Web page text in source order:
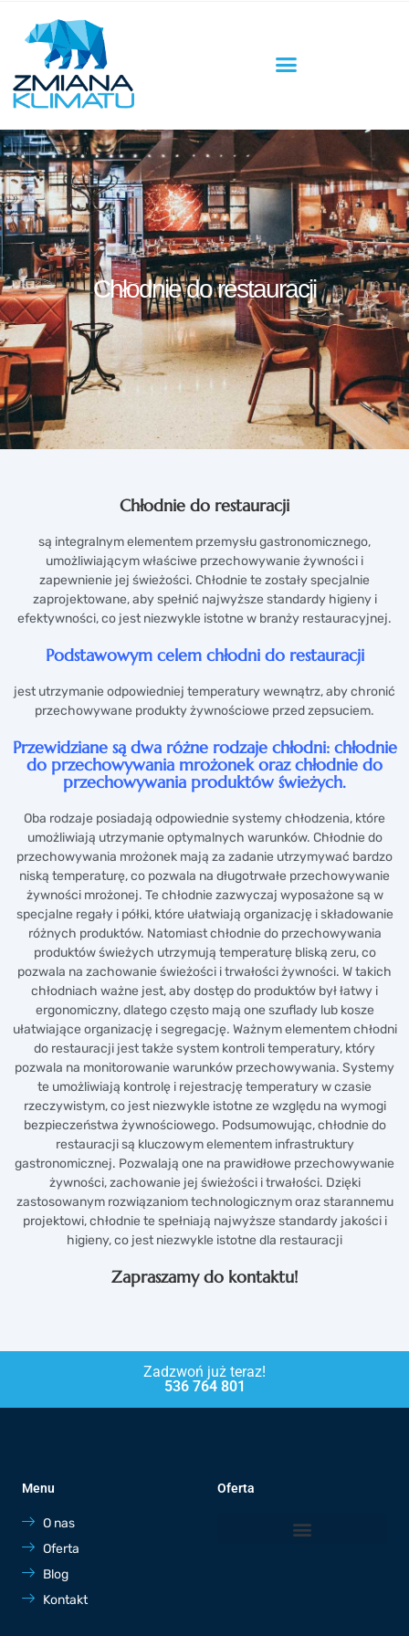
Chłodnie do restauracji
Chłodnie do restauracji
są integralnym elementem przemysłu gastronomicznego,
umożliwiającym właściwe przechowywanie żywności i
zapewnienie jej świeżości. Chłodnie te zostały specjalnie
zaprojektowane, aby spełnić najwyższe standardy higieny i
efektywności, co jest niezwykle istotne w branży restauracyjnej.
Podstawowym celem chłodni do restauracji
jest utrzymanie odpowiedniej temperatury wewnątrz, aby chronić
przechowywane produkty żywnościowe przed zepsuciem.
Przewidziane są dwa różne rodzaje chłodni: chłodnie
do przechowywania mrożonek oraz chłodnie do
przechowywania produktów świeżych.
Oba rodzaje posiadają odpowiednie systemy chłodzenia, które
umożliwiają utrzymanie optymalnych warunków. Chłodnie do
przechowywania mrożonek mają za zadanie utrzymywać bardzo
niską temperaturę, co pozwala na długotrwałe przechowywanie
żywności mrożonej. Te chłodnie zazwyczaj wyposażone są w
specjalne regały i półki, które ułatwiają organizację i składowanie
różnych produktów. Natomiast chłodnie do przechowywania
produktów świeżych utrzymują temperaturę bliską zeru, co
pozwala na zachowanie świeżości i trwałości żywności. W takich
chłodniach ważne jest, aby dostęp do produktów był łatwy i
ergonomiczny, dlatego często mają one szuflady lub kosze
ułatwiające organizację i segregację. Ważnym elementem chłodni
do restauracji jest także system kontroli temperatury, który
pozwala na monitorowanie warunków przechowywania. Systemy
te umożliwiają kontrolę i rejestrację temperatury w czasie
rzeczywistym, co jest niezwykle istotne ze względu na wymogi
bezpieczeństwa żywnościowego. Podsumowując, chłodnie do
restauracji są kluczowym elementem infrastruktury
gastronomicznej. Pozwalają one na prawidłowe przechowywanie
żywności, zachowanie jej świeżości i trwałości. Dzięki
zastosowanym rozwiązaniom technologicznym oraz starannemu
projektowi, chłodnie te spełniają najwyższe standardy jakości i
higieny, co jest niezwykle istotne dla restauracji
Zapraszamy do kontaktu!
Zadzwoń już teraz!
536 764 801
Menu
O nas
Oferta
Blog
Kontakt
Oferta